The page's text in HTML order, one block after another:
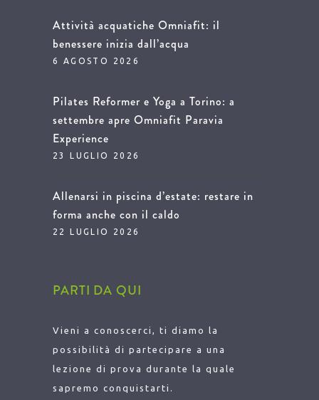
Attività acquatiche Omniafit: il
benessere inizia dall’acqua
6 AGOSTO 2026
Pilates Reformer e Yoga a Torino: a
settembre apre Omniafit Paravia
Experience
23 LUGLIO 2026
Allenarsi in piscina d’estate: restare in
forma anche con il caldo
22 LUGLIO 2026
PARTI DA QUI
Vieni a conoscerci, ti diamo la
possibilità di partecipare a una
lezione di prova durante la quale
sapremo conquistarti.